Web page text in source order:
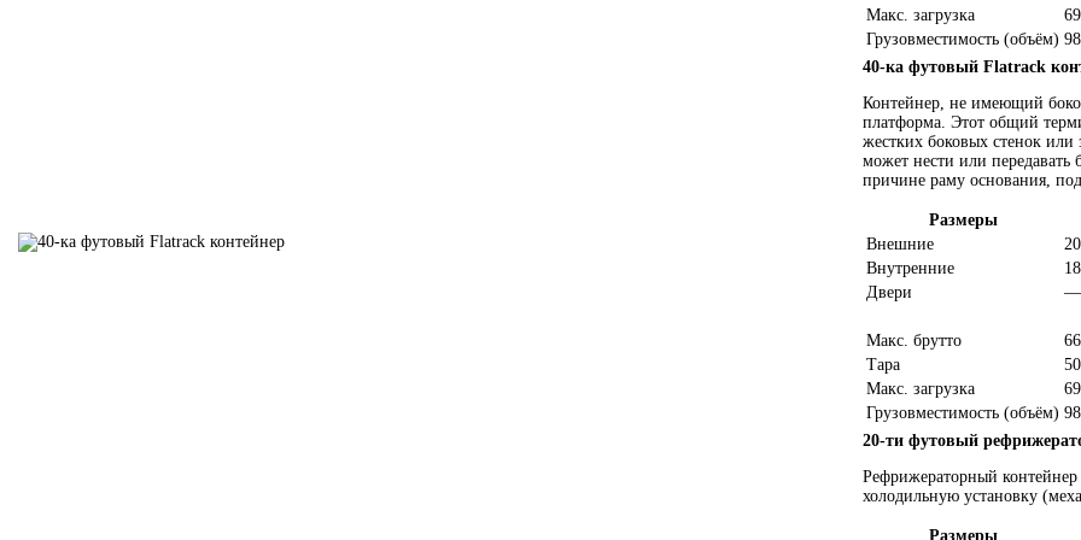
Макс. загрузка
Грузовместимость (объём)
40-ка футовый Flatrack
Контейнер, не имеющий
платформа. Этот общий
жестких боковых стенок
может нести или передавать
причине раму основания,
Размеры
Внешние
Внутренние
Двери
—
Макс. брутто
Тара
Макс. загрузка
Грузовместимость (объём)
20-ти футовый
Рефрижераторный
холодильную установку
Размеры